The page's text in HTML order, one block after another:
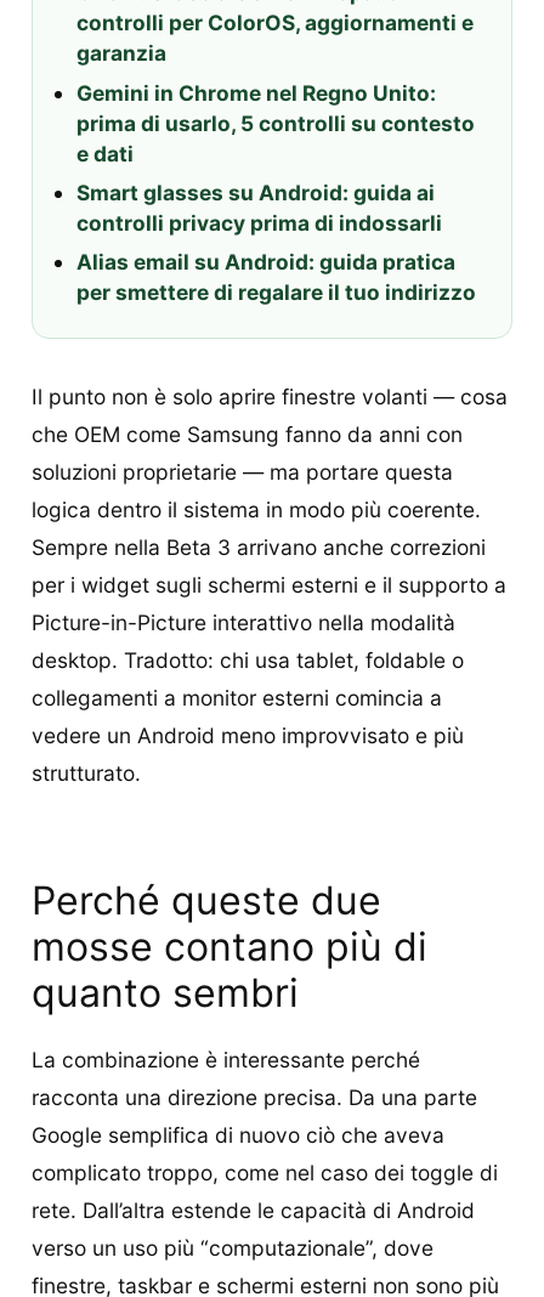
controlli per ColorOS, aggiornamenti e
garanzia
Gemini in Chrome nel Regno Unito:
prima di usarlo, 5 controlli su contesto
e dati
Smart glasses su Android: guida ai
controlli privacy prima di indossarli
Alias email su Android: guida pratica
per smettere di regalare il tuo indirizzo
Il punto non è solo aprire finestre volanti — cosa
che OEM come Samsung fanno da anni con
soluzioni proprietarie — ma portare questa
logica dentro il sistema in modo più coerente.
Sempre nella Beta 3 arrivano anche correzioni
per i widget sugli schermi esterni e il supporto a
Picture-in-Picture interattivo nella modalità
desktop. Tradotto: chi usa tablet, foldable o
collegamenti a monitor esterni comincia a
vedere un Android meno improvvisato e più
strutturato.
Perché queste due
mosse contano più di
quanto sembri
La combinazione è interessante perché
racconta una direzione precisa. Da una parte
Google semplifica di nuovo ciò che aveva
complicato troppo, come nel caso dei toggle di
rete. Dall’altra estende le capacità di Android
verso un uso più “computazionale”, dove
finestre, taskbar e schermi esterni non sono più